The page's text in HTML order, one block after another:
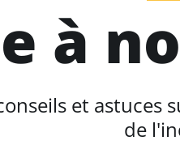
à
et astuces
de